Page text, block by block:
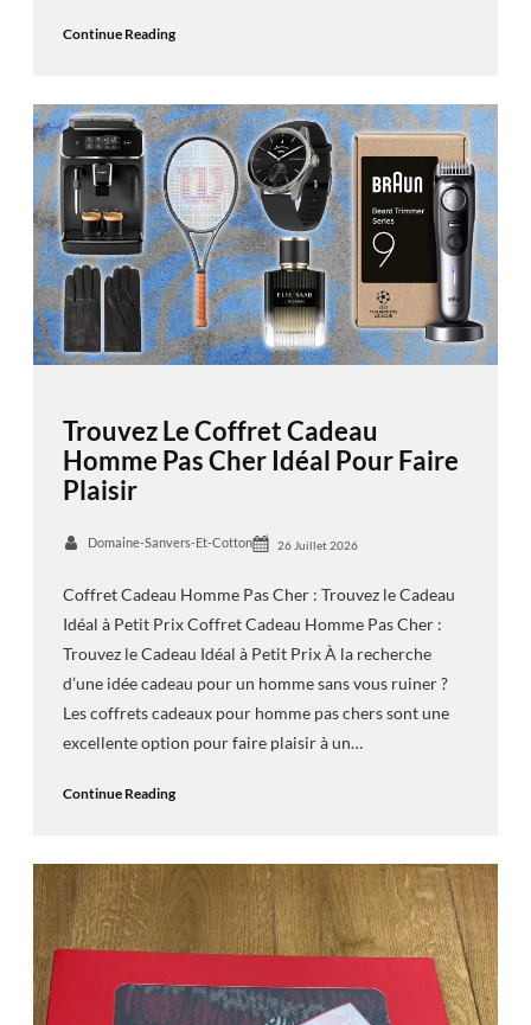
Continue Reading
Trouvez Le Coffret Cadeau
Homme Pas Cher Idéal Pour Faire
Plaisir
Domaine-Sanvers-Et-Cotton 26 Juillet 2026
Coffret Cadeau Homme Pas Cher : Trouvez le Cadeau
Idéal à Petit Prix Coffret Cadeau Homme Pas Cher :
Trouvez le Cadeau Idéal à Petit Prix À la recherche
d’une idée cadeau pour un homme sans vous ruiner ?
Les coffrets cadeaux pour homme pas chers sont une
excellente option pour faire plaisir à un…
Continue Reading